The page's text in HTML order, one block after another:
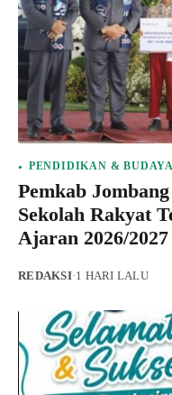
PENDIDIKAN & BUDAYA
Pemkab
Sekolah Rakyat
Ajaran 2026/2027
REDAKSI·1 HARI LALU